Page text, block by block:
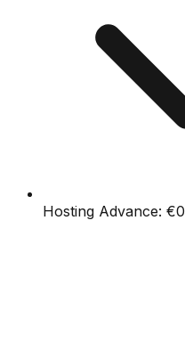
Hosting Advance: €0